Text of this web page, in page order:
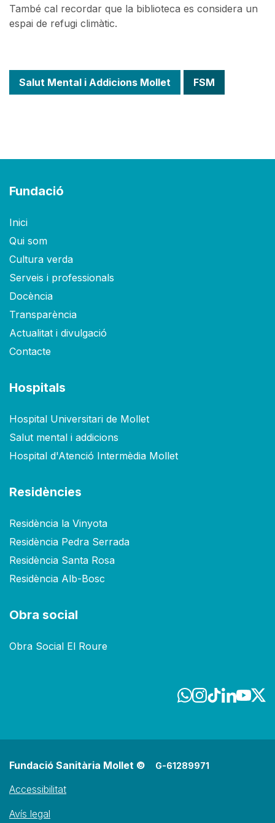
També cal recordar que la biblioteca es considera un
espai de refugi climàtic.
Salut Mental i Addicions Mollet FSM
Fundació
Inici
Qui som
Cultura verda
Serveis i professionals
Docència
Transparència
Actualitat i divulgació
Contacte
Hospitals
Hospital Universitari de Mollet
Salut mental i addicions
Hospital d'Atenció Intermèdia Mollet
Residències
Residència la Vinyota
Residència Pedra Serrada
Residència Santa Rosa
Residència Alb-Bosc
Obra social
Obra Social El Roure
Fundació Sanitària Mollet © G-61289971
Accessibilitat
Avís legal